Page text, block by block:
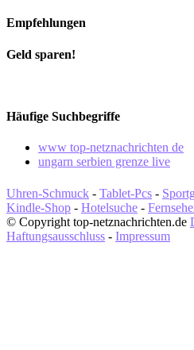
Empfehlungen
Geld sparen!
Häufige Suchbegriffe
www top-netznachrichten de
ungarn serbien grenze live
Uhren-Schmuck - Tablet-Pcs -
Kindle-Shop - Hotelsuche -
© Copyright top-netznachrichten.de
Haftungsausschluss - Impressum